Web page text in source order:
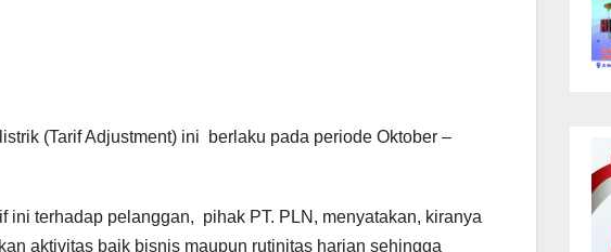
(Tarif Adjustment) ini berlaku pada periode Oktober –
ini terhadap pelanggan, pihak PT. PLN, menyatakan, kiranya
aktivitas baik bisnis maupun rutinitas harian sehingga